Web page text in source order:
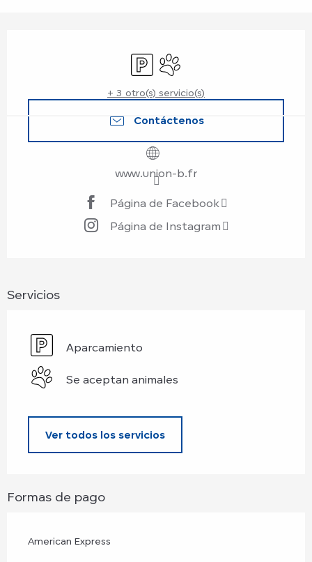
Aparcamiento
Se aceptan animales
+ 3 otro(s) servicio(s)
Contáctenos
www.union-b.fr
Página de Facebook
Página de Instagram
Servicios
Aparcamiento
Se aceptan animales
Ver todos los servicios
Formas de pago
American Express